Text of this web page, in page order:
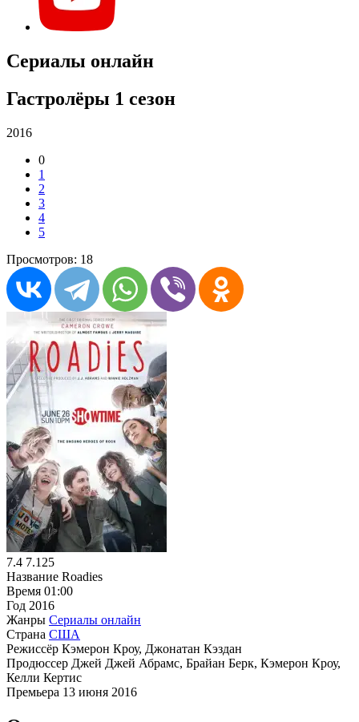
Сериалы онлайн
Гастролёры 1 сезон
2016
0
1
2
3
4
5
Просмотров: 18
7.4 7.125
Название Roadies
Время 01:00
Год 2016
Жанры Сериалы онлайн
Страна США
Режиссёр Кэмерон Кроу, Джонатан Кэздан
Продюссер Джей Джей Абрамс, Брайан Берк, Кэмерон Кроу,
Келли Кертис
Премьера 13 июня 2016